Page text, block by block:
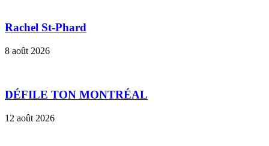
Rachel St-Phard
8 août 2026
DÉFILE TON MONTRÉAL
12 août 2026